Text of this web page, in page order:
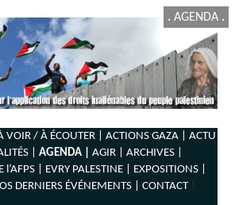
. AGENDA .
VOIR / À ÉCOUTER | ACTIONS GAZA |
ACTU
| AGENDA | AGIR |
ARCHIVES |
|
EVRY PALESTINE |
EXPOSITIONS |
DERNIERS ÉVÉNEMENTS | CONTACT|